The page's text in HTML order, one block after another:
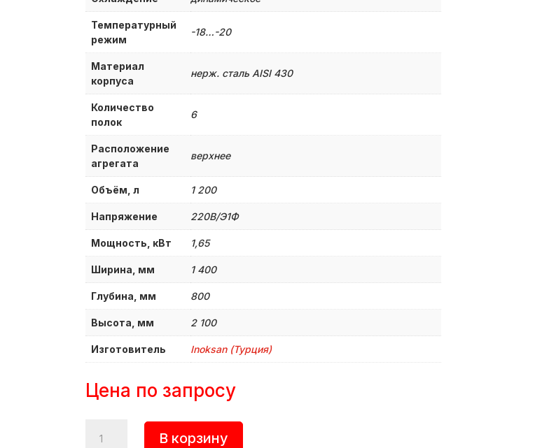
Температурный
режим
-18…-20
Материал
корпуса
нерж. сталь AISI 430
Количество
полок
6
Расположение
агрегата
верхнее
Объём, л 1 200
Напряжение 220В/Э1Ф
Мощность, кВт 1,65
Ширина, мм 1 400
Глубина, мм 800
Высота, мм 2 100
Изготовитель Inoksan (Турция)
Цена по запросу
товара
В корзину